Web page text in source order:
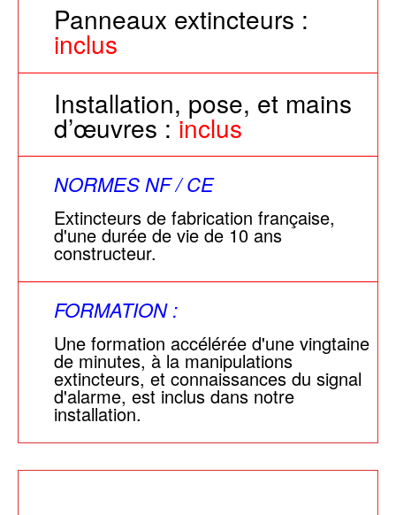
Panneaux extincteurs :
inclus
Installation, pose, et mains
d’œuvres :inclus
NORMES NF / CE
Extincteurs de fabrication française,
d'une durée de vie de 10 ans
constructeur.
FORMATION :
Une formation accélérée d'une vingtaine
de minutes, à la manipulations
extincteurs, et connaissances du signal
d'alarme, est inclus dans notre
installation.